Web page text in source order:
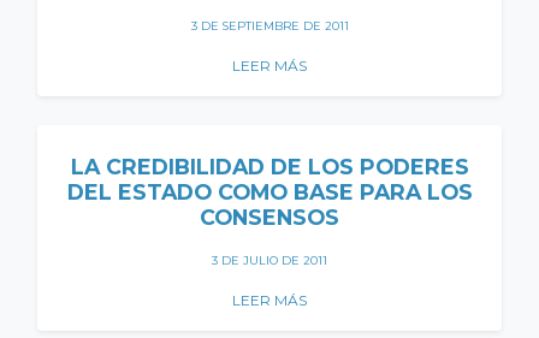
3 DE SEPTIEMBRE DE 2011
LEER MÁS
LA CREDIBILIDAD DE LOS PODERES
DEL ESTADO COMO BASE PARA LOS
CONSENSOS
3 DE JULIO DE 2011
LEER MÁS